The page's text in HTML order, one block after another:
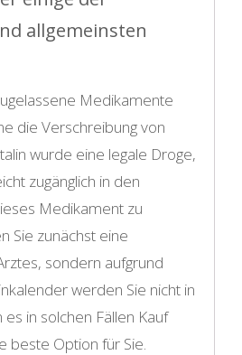
allgemeinsten
Medikamente
die Verschreibung von
wurde eine legale Droge,
zugänglich in den
Medikament zu
Sie zunächst eine
sondern aufgrund
werden Sie nicht in
in solchen Fällen Kauf
beste Option für Sie.